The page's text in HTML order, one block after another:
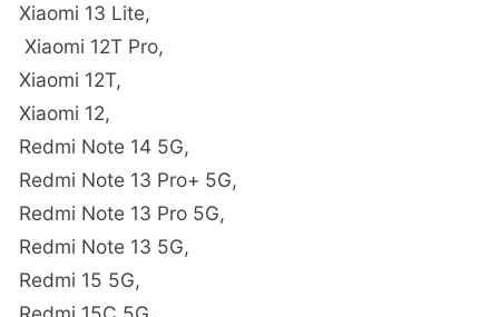
Xiaomi 13 Lite,
Xiaomi 12T Pro,
Xiaomi 12T,
Xiaomi 12,
Redmi Note 14 5G,
Redmi Note 13 Pro+ 5G,
Redmi Note 13 Pro 5G,
Redmi Note 13 5G,
Redmi 15 5G,